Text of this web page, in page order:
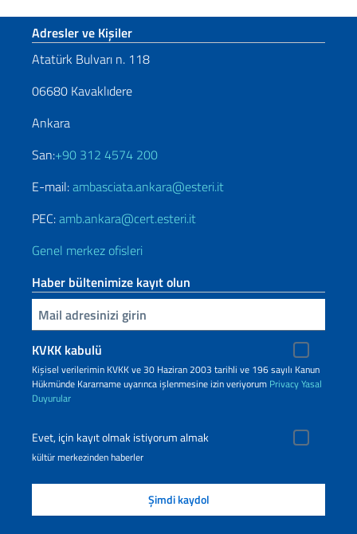
Footer section
Adresler ve Kişiler
Atatürk Bulvarı n. 118
06680 Kavaklıdere
Ankara
San:+90 312 4574 200
E-mail:ambasciata.ankara@esteri.it
PEC:amb.ankara@cert.esteri.it
Genel merkez ofisleri
Haber bültenimize kayıt olun
Inserisci la tua email
KVKK kabulü
Kişisel verilerimin KVKK ve 30 Haziran 2003 tarihli ve 196 sayılı Kanun
Hükmünde Kararname uyarınca işlenmesine izin veriyorum PrivacyYasal
Duyurular
Evet, için kayıt olmak istiyorum almak
kültür merkezinden haberler